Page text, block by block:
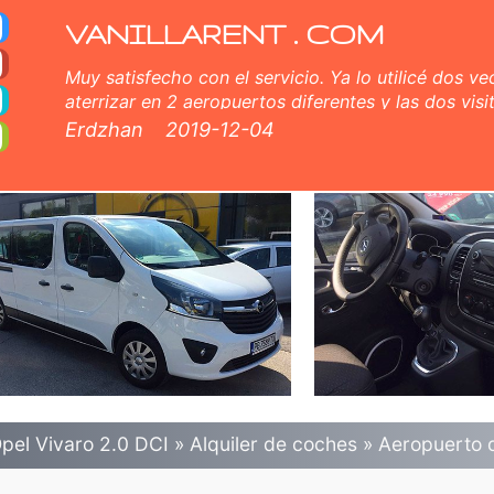
de coches en
VANILLARENT . COM
Muy satisfecho con el servicio. Ya lo utilicé dos
aterrizar en 2 aeropuertos diferentes y las dos
pedí. Servicio al cliente correcto y muy agradable,
Erdzhan 2019-12-04
Vivaro 2.0 DCI » Alquiler de coches » Aeropuerto